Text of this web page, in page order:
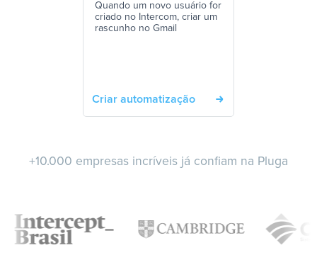
Quando um novo usuário for
criado no Intercom, criar um
rascunho no Gmail
Criar automatização
+10.000 empresas incríveis já confiam na Pluga